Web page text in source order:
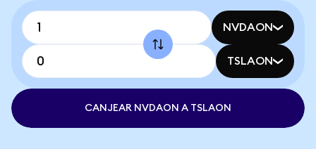
NVDAON
TSLAON
CANJEAR NVDAON A TSLAON